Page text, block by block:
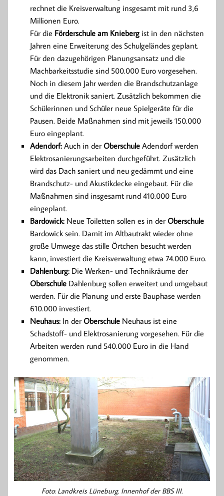
rechnet die Kreisverwaltung insgesamt mit rund 3,6
Millionen Euro.
Für die Förderschule am Knieberg ist in den nächsten
Jahren eine Erweiterung des Schulgeländes geplant.
Für den dazugehörigen Planungsansatz und die
Machbarkeitsstudie sind 500.000 Euro vorgesehen.
Noch in diesem Jahr werden die Brandschutzanlage
und die Elektronik saniert. Zusätzlich bekommen die
Schülerinnen und Schüler neue Spielgeräte für die
Pausen. Beide Maßnahmen sind mit jeweils 150.000
Euro eingeplant.
Adendorf: Auch in der Oberschule Adendorf werden
Elektrosanierungsarbeiten durchgeführt. Zusätzlich
wird das Dach saniert und neu gedämmt und eine
Brandschutz- und Akustikdecke eingebaut. Für die
Maßnahmen sind insgesamt rund 410.000 Euro
eingeplant.
Bardowick: Neue Toiletten sollen es in der Oberschule
Bardowick sein. Damit im Altbautrakt wieder ohne
große Umwege das stille Örtchen besucht werden
kann, investiert die Kreisverwaltung etwa 74.000 Euro.
Dahlenburg: Die Werken- und Technikräume der
Oberschule Dahlenburg sollen erweitert und umgebaut
werden. Für die Planung und erste Bauphase werden
610.000 investiert.
Neuhaus: In der Oberschule Neuhaus ist eine
Schadstoff- und Elektrosanierung vorgesehen. Für die
Arbeiten werden rund 540.000 Euro in die Hand
genommen.
Foto: Landkreis Lüneburg. Innenhof der BBS III.